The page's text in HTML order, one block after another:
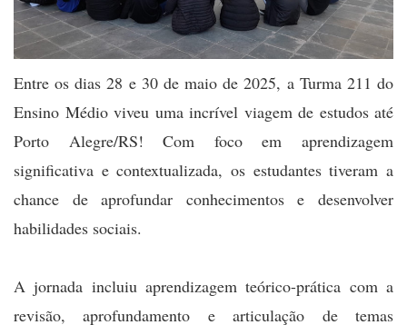
Entre os dias 28 e 30 de maio de 2025, a Turma 211 do
Ensino Médio viveu uma incrível viagem de estudos até
Porto Alegre/RS! Com foco em aprendizagem
significativa e contextualizada, os estudantes tiveram a
chance de aprofundar conhecimentos e desenvolver
habilidades sociais.
A jornada incluiu aprendizagem teórico-prática com a
revisão, aprofundamento e articulação de temas